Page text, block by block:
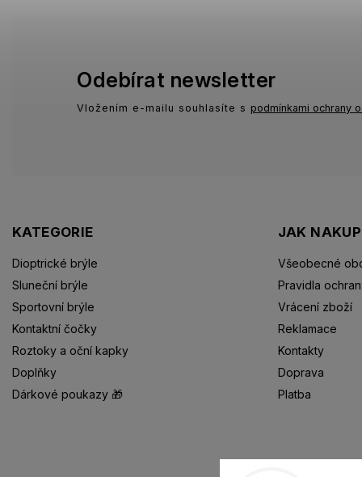
KATEGORIE
Dioptrické brýle
Sluneční brýle
Sportovní brýle
Kontaktní čočky
Roztoky a oční kapky
Doplňky
Dárkové poukazy 🎁
JAK
Všeobecné
Pravidla
Vrácení zboží
Reklamace
Kontakty
Doprava
Platba
Odebírat newsletter
Vložením e-mailu souhlasíte s podmínkami ochrany